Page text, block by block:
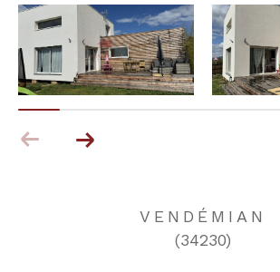
VENDÉMIAN
(34230)
AFFINER LES
TERRASSE PARKING